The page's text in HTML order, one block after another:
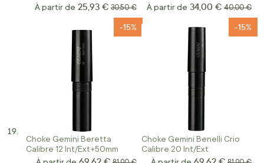
À partir de 25,93 € Prix normal
30,50 € À partir de 34,00 € Prix normal
40,00 €
Choke Gemini Beretta
Calibre 12 Int/Ext+50mm
-15%
Choke Gemini Benelli Crio
Calibre 20 Int/Ext
-15%